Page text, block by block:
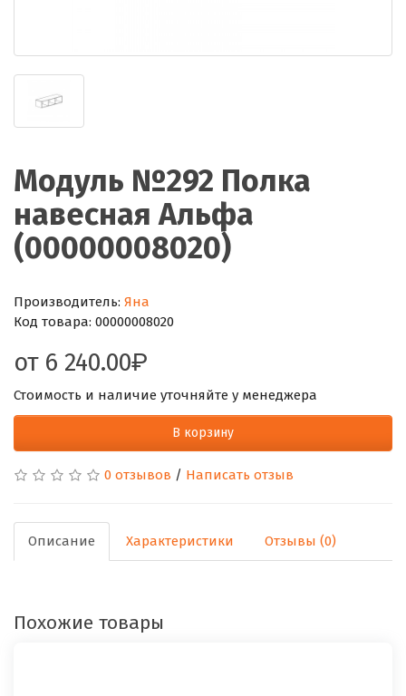
Модуль №292 Полка
навесная Альфа
(00000008020)
Производитель: Яна
Код товара: 00000008020
от 6 240.00
Стоимость и наличие уточняйте у менеджера
В корзину
0 отзывов / Написать отзыв
Описание Характеристики Отзывы (0)
Похожие товары